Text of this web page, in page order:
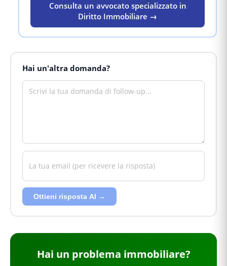
Consulta un avvocato specializzato in
Diritto Immobiliare →
Hai un'altra domanda?
Ottieni risposta AI →
Hai un problema immobiliare?